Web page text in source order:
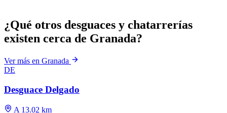
¿Qué otros desguaces y chatarrerías
existen cerca de Granada?
Ver más en Granada
DE
Desguace Delgado
A 13.02 km